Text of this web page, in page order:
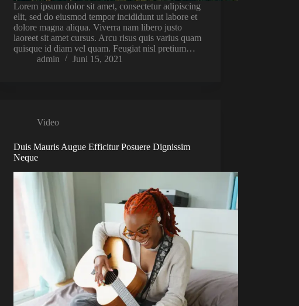
Lorem ipsum dolor sit amet, consectetur adipiscing
elit, sed do eiusmod tempor incididunt ut labore et
dolore magna aliqua. Viverra nam libero justo
laoreet sit amet cursus. Arcu risus quis varius quam
quisque id diam vel quam. Feugiat nisl pretium…
admin
Juni 15, 2021
Video
Duis Mauris Augue Efficitur Posuere Dignissim
Neque